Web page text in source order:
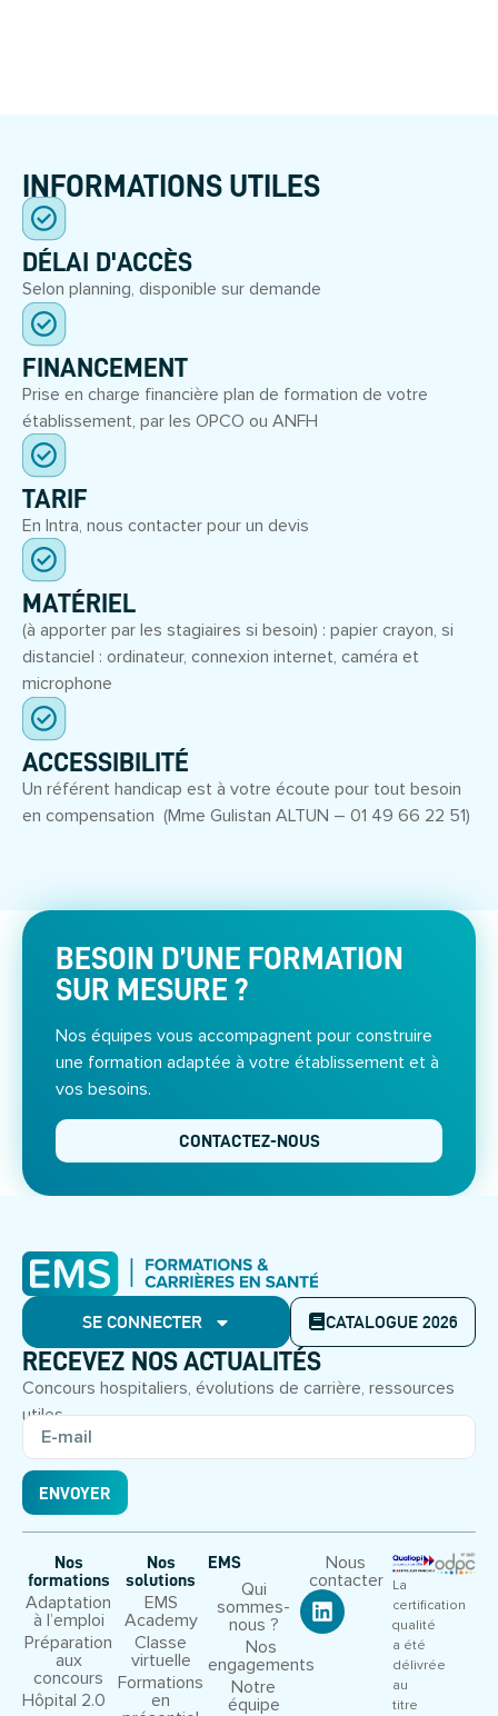
INFORMATIONS UTILES
DÉLAI D'ACCÈS
Selon planning, disponible sur demande
FINANCEMENT
Prise en charge financière plan de formation de votre
établissement, par les OPCO ou ANFH
TARIF
En Intra, nous contacter pour un devis
MATÉRIEL
(à apporter par les stagiaires si besoin) : papier crayon, si
distanciel : ordinateur, connexion internet, caméra et
microphone
ACCESSIBILITÉ
Un référent handicap est à votre écoute pour tout besoin
en compensation (Mme Gulistan ALTUN – 01 49 66 22 51)
BESOIN D’UNE FORMATION
SUR MESURE ?
Nos équipes vous accompagnent pour construire
une formation adaptée à votre établissement et à
vos besoins.
CONTACTEZ-NOUS
SE CONNECTER CATALOGUE 2026
RECEVEZ NOS ACTUALITÉS
Concours hospitaliers, évolutions de carrière, ressources
utiles.
ENVOYER
Nos
formations
Adaptation
à l’emploi
Préparation
aux
concours
Hôpital 2.0
Nos
solutions
EMS
Academy
Classe
virtuelle
Formations
en
EMS
Qui
sommes-
nous ?
Nos
engagements
Notre
équipe
Nous
contacter
La
certification
qualité
a été
délivrée
au
titre